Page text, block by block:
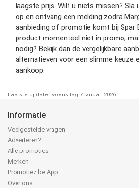
laagste prijs. Wilt u niets missen? Sla
op en ontvang een melding zodra
aanbieding of promotie komt bij Spar
product momenteel niet in promo,
nodig? Bekijk dan de vergelijkbare
alternatieven voor een slimme keuze
aankoop.
Laatste update: woensdag 7 januari 2026
Informatie
Veelgestelde vragen
Adverteren?
Alle promoties
Merken
Promotiez.be App
Over ons